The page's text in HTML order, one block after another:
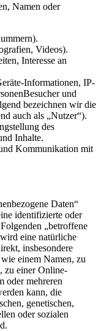
Namen oder
Videos).
Interesse an
Informationen, IP-
und
bezeichnen wir die
auch als „Nutzer“).
des
Inhalte.
Kommunikation mit
Daten“
identifizierte oder
„betroffene
eine natürliche
insbesondere
einem Namen, zu
zu einer Online-
oder mehreren
kann, die
genetischen,
oder sozialen